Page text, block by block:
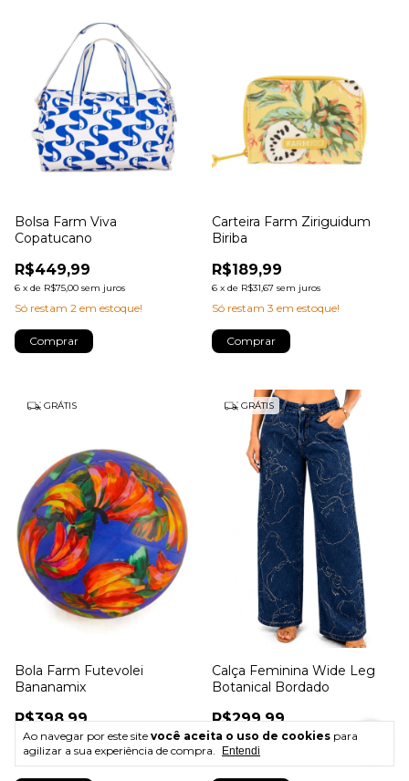
Ao navegar por este site você aceita o uso de cookies para
agilizar a sua experiência de compra.
Entendi
Bolsa Farm Viva
Copatucano
R$449,99
6 x de R$75,00 sem juros
Só restam 2 em estoque!
Carteira Farm Ziriguidum
Biriba
R$189,99
6 x de R$31,67 sem juros
Só restam 3 em estoque!
GRÁTIS
Bola Farm Futevolei
Bananamix
R$398,99
xdeR$66,50 sem juros
Atenção, última peça!
GRÁTIS
Calça Feminina Wide Leg
Botanical Bordado
R$299,99
6 xdeR$50,00 sem juros
Atenção, última peça!